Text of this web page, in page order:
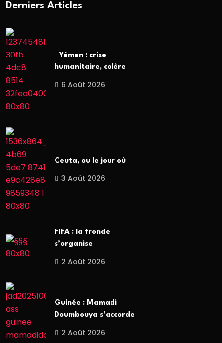
Derniers Articles
Yémen : crise
humanitaire, colère
6 Août 2026
Ceuta, ou le jour où
3 Août 2026
FIFA : la fronde
s’organise
2 Août 2026
Guinée : Mamadi
Doumbouya s’accorde
2 Août 2026